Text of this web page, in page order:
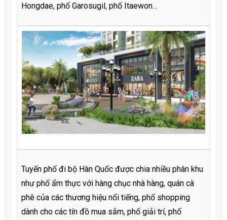
Hongdae, phố Garosugil, phố Itaewon…
Tuyến phố đi bộ Hàn Quốc được chia nhiều phân khu
như phố ẩm thực với hàng chục nhà hàng, quán cà
phê của các thương hiệu nổi tiếng, phố shopping
dành cho các tín đồ mua sắm, phố giải trí, phố